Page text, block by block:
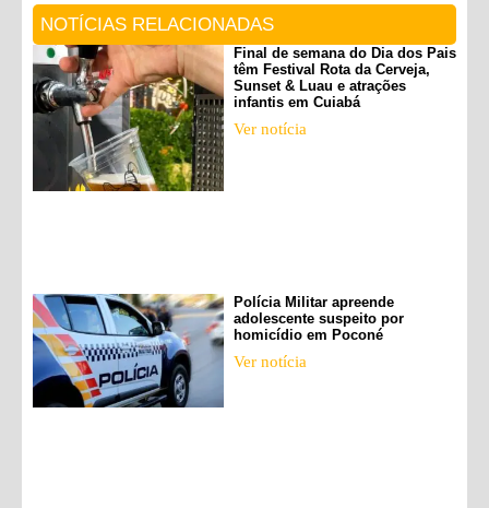
NOTÍCIAS RELACIONADAS
Final de semana do Dia dos Pais
têm Festival Rota da Cerveja,
Sunset & Luau e atrações
infantis em Cuiabá
Ver notícia
Polícia Militar apreende
adolescente suspeito por
homicídio em Poconé
Ver notícia